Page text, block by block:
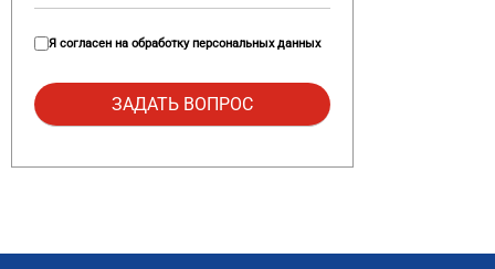
Я согласен на обработку персональных данных